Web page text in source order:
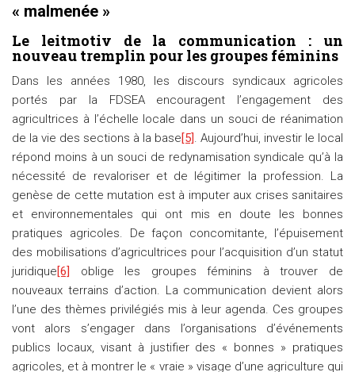
« malmenée »
Le leitmotiv de la communication : un
nouveau tremplin pour les groupes féminins
Dans les années 1980, les discours syndicaux agricoles
portés par la FDSEA encouragent l’engagement des
agricultrices à l’échelle locale dans un souci de réanimation
de la vie des sections à la base[5]. Aujourd’hui, investir le local
répond moins à un souci de redynamisation syndicale qu’à la
nécessité de revaloriser et de légitimer la profession. La
genèse de cette mutation est à imputer aux crises sanitaires
et environnementales qui ont mis en doute les bonnes
pratiques agricoles. De façon concomitante, l’épuisement
des mobilisations d’agricultrices pour l’acquisition d’un statut
juridique[6]
oblige les groupes féminins à trouver de
nouveaux terrains d’action. La communication devient alors
l’une des thèmes privilégiés mis à leur agenda. Ces groupes
vont alors s’engager dans l’organisations d’événements
publics locaux, visant à justifier des « bonnes » pratiques
agricoles, et à montrer le « vraie » visage d’une agriculture qui